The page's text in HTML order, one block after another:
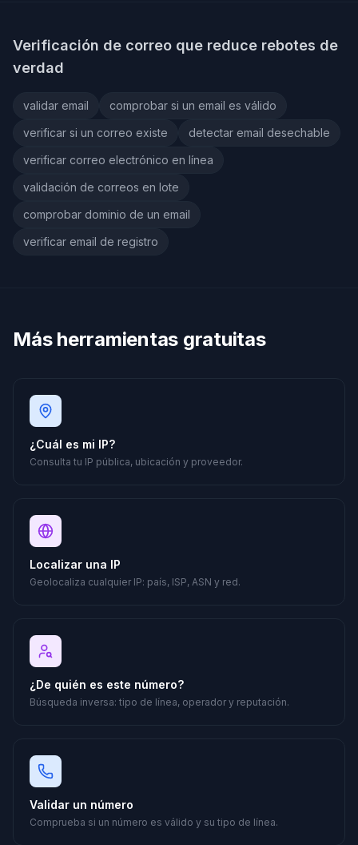
Verificación de correo que reduce rebotes de
verdad
validar email
comprobar si un email es válido
verificar si un correo existe
detectar email desechable
verificar correo electrónico en línea
validación de correos en lote
comprobar dominio de un email
verificar email de registro
Más herramientas gratuitas
¿Cuál es mi IP?
Consulta tu IP pública, ubicación y proveedor.
Localizar una IP
Geolocaliza cualquier IP: país, ISP, ASN y red.
¿De quién es este número?
Búsqueda inversa: tipo de línea, operador y reputación.
Validar un número
Comprueba si un número es válido y su tipo de línea.